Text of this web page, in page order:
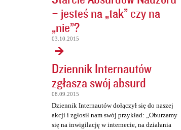
– jesteś na „tak” czy na
„nie”?
03.10.2015
Dziennik Internautów
zgłasza swój absurd
08.09.2015
Dziennik Internautów dołączył się do naszej
akcji i zgłosił nam swój przykład: „Oburzamy
się na inwigilację w internecie, na działania